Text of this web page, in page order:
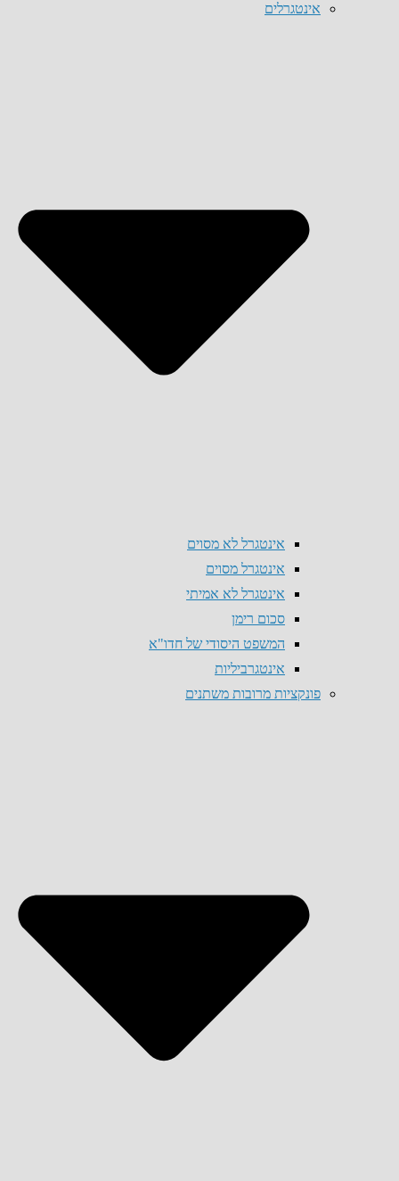
אינטגרלים
אינטגרל לא מסוים
אינטגרל מסוים
אינטגרל לא אמיתי
סכום רימן
המשפט היסודי של חדו"א
אינטגרביליות
פונקציות מרובות משתנים